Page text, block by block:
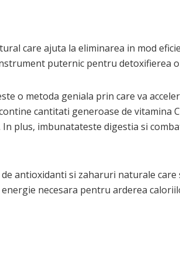
care ajuta la eliminarea in mod
puternic pentru detoxifierea
o metoda geniala prin care va
cantitati generoase de vitamina
plus, imbunatateste digestia si
antioxidanti si zaharuri naturale
necesara pentru arderea